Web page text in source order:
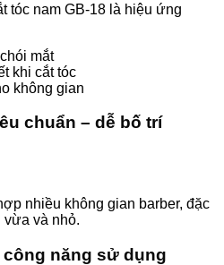
tóc nam GB-18 là hiệu ứng
mắt
khi cắt tóc
không gian
chuẩn – dễ bố trí
nhiều không gian barber, đặc
vừa và nhỏ.
năng sử dụng